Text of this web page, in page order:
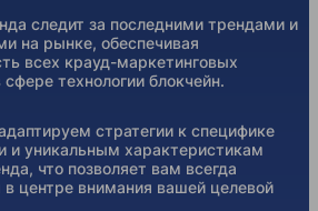
следит за последними трендами и
на рынке, обеспечивая
всех крауд-маркетинговых
технологии блокчейн.
стратегии к специфике
и уникальным характеристикам
что позволяет вам всегда
в центре внимания вашей целевой